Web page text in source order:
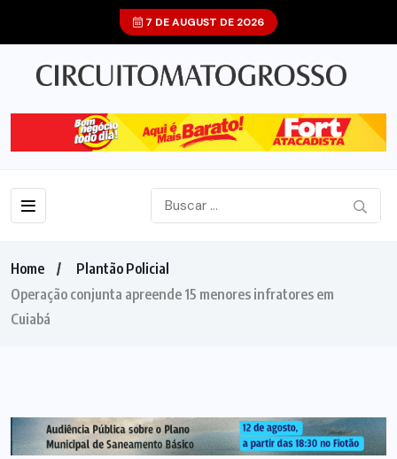
7 DE AUGUST DE 2026
Home
Plantão Policial
Operação conjunta apreende 15 menores infratores em
Cuiabá